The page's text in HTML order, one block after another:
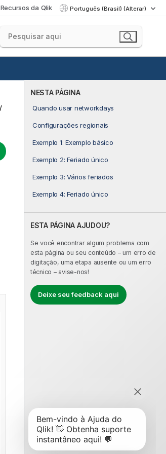
Recursos da Qlik Português (Brasil) (Alterar)
NESTA PÁGINA
Quando usar networkdays
Configurações regionais
Exemplo 1: Exemplo básico
Exemplo 2: Feriado único
Exemplo 3: Vários feriados
Exemplo 4: Feriado único
ESTA PÁGINA AJUDOU?
Se você encontrar algum problema com
esta página ou seu conteúdo – um erro de
digitação, uma etapa ausente ou um erro
técnico – avise-nos!
Deixe seu feedback aqui